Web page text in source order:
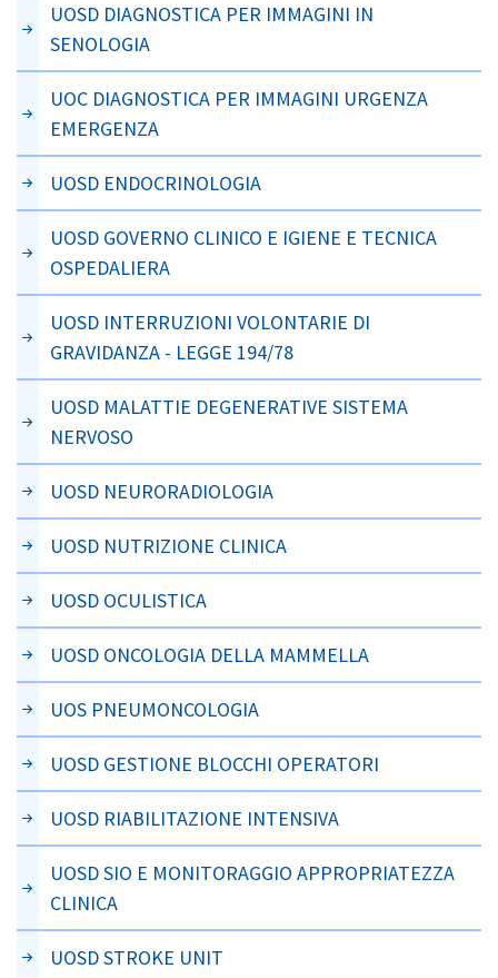
UOSD DIAGNOSTICA PER IMMAGINI IN
SENOLOGIA
UOC DIAGNOSTICA PER IMMAGINI URGENZA
EMERGENZA
UOSD ENDOCRINOLOGIA
UOSD GOVERNO CLINICO E IGIENE E TECNICA
OSPEDALIERA
UOSD INTERRUZIONI VOLONTARIE DI
GRAVIDANZA - LEGGE 194/78
UOSD MALATTIE DEGENERATIVE SISTEMA
NERVOSO
UOSD NEURORADIOLOGIA
UOSD NUTRIZIONE CLINICA
UOSD OCULISTICA
UOSD ONCOLOGIA DELLA MAMMELLA
UOS PNEUMONCOLOGIA
UOSD GESTIONE BLOCCHI OPERATORI
UOSD RIABILITAZIONE INTENSIVA
UOSD SIO E MONITORAGGIO APPROPRIATEZZA
CLINICA
UOSD STROKE UNIT